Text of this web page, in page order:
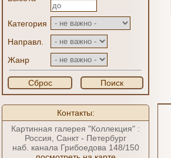
Категория
Направл.
Жанр
Сброс Поиск
Контакты:
Картинная галерея "Коллекция" :
Россия, Санкт - Петербург
наб. канала Грибоедова 148/150